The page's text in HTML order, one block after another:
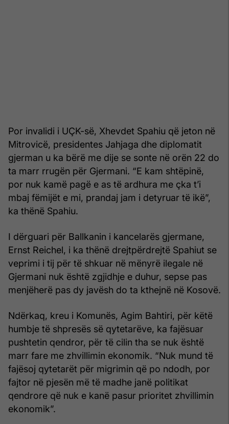
Por invalidi i UÇK-së, Xhevdet Spahiu që jeton në
Mitrovicë, presidentes Jahjaga dhe diplomatit
gjerman u ka bërë me dije se sonte në orën 22 do
ta marr rrugën për Gjermani. “E kam shtëpinë,
por nuk kamë pagë e as të ardhura me çka t’i
mbaj fëmijët e mi, prandaj jam i detyruar të ikë”,
ka thënë Spahiu.
I dërguari për Ballkanin i kancelarës gjermane,
Ernst Reichel, i ka thënë drejtpërdrejtë Spahiut se
veprimi i tij për të shkuar në mënyrë ilegale në
Gjermani nuk është zgjidhje e duhur, sepse pas
menjëherë pas dy javësh do ta kthejnë në Kosovë.
Ndërkaq, kreu i Komunës, Agim Bahtiri, për këtë
humbje të shpresës së qytetarëve, ka fajësuar
pushtetin qendror, për të cilin tha se nuk është
marr fare me zhvillimin ekonomik. “Nuk mund të
fajësoj qytetarët për migrimin që po ndodh, por
fajtor në pjesën më të madhe janë politikat
qendrore që nuk e kanë pasur prioritet zhvillimin
ekonomik”.